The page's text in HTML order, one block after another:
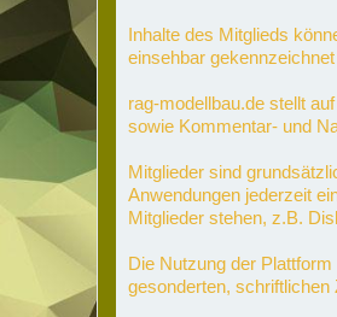
Inhalte des Mitglieds
einsehbar
rag-modellbau.de stellt
sowie Kommentar- und
Mitglieder sind
Anwendungen jederzeit
Mitglieder stehen, z.B.
Die Nutzung der
gesonderten,